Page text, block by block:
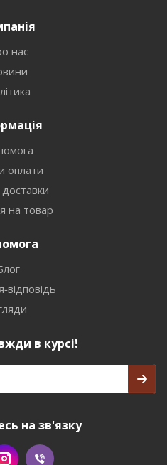
нас
оплати
на товар
відповідь
в курсі!
на зв'язку